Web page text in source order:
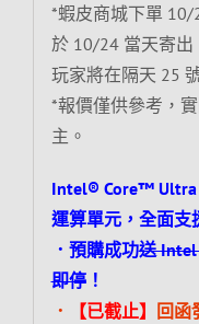
*蝦皮商城下單
於 10/24 當天寄
玩家將在隔天 25
*報價僅供參考，
主。
Intel® Core™ Ultra
運算單元，全面支
．預購成功送 Intel
即停！
．
【已截止】 回函